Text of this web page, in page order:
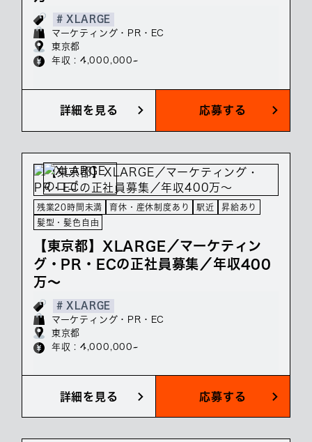
# XLARGE
マーケティング・PR・EC
東京都
年収 : 4,000,000~
詳細を見る 応募する
残業20時間未満 育休・産休制度あり 駅近
昇給あり
髪型・髪色自由
【東京都】XLARGE／マーケティン
グ・PR・ECの正社員募集／年収400
万～
# XLARGE
マーケティング・PR・EC
東京都
年収 : 4,000,000~
詳細を見る 応募する